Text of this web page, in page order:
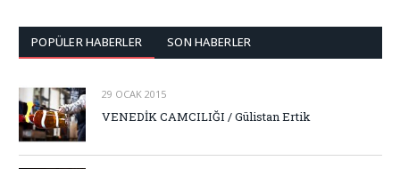
POPÜLER HABERLER SON HABERLER
29 OCAK 2015
VENEDİK CAMCILIĞI / Gülistan Ertik